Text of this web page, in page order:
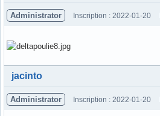
Administrator Inscription : 2022-01-20
Hors ligne
jacinto
Administrator Inscription : 2022-01-20